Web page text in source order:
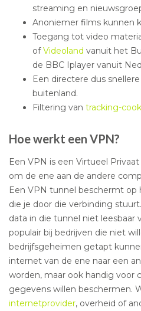
streaming en
Anoniemer films kunnen
Toegang tot video
ofVideoland vanuit het
de BBC Iplayer vanuit
Een directere dus
buitenland.
Filtering van tracking-
Hoe werkt een VPN?
Een VPN is een Virtueel
om de ene aan de andere
Een VPN tunnel beschermt
die je door die verbinding
data in die tunnel niet leesbaar
populair bij bedrijven die niet
bedrijfsgeheimen getapt
internet van de ene naar een
worden, maar ook handig voor
gegevens willen beschermen.
internetprovider, overheid of